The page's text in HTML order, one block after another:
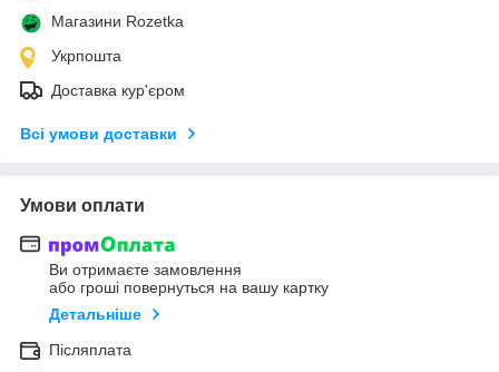
Магазини Rozetka
Укрпошта
Доставка кур'єром
Всі умови доставки
Умови оплати
Ви отримаєте замовлення
або гроші повернуться на вашу картку
Детальніше
Післяплата